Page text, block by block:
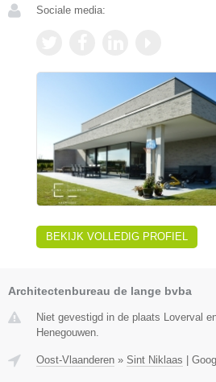
Sociale media:
BEKIJK VOLLEDIG PROFIEL
Architectenbureau de lange bvba
Niet gevestigd in de plaats Loverval
Henegouwen.
Oost-Vlaanderen » Sint Niklaas |